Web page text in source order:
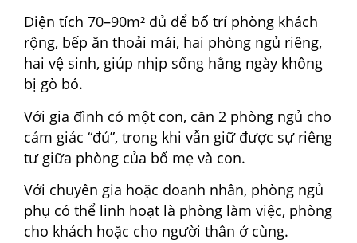
Diện tích 70–90m² đủ để bố trí phòng khách
rộng, bếp ăn thoải mái, hai phòng ngủ riêng,
hai vệ sinh, giúp nhịp sống hằng ngày không
bị gò bó.
Với gia đình có một con, căn 2 phòng ngủ cho
cảm giác “đủ”, trong khi vẫn giữ được sự riêng
tư giữa phòng của bố mẹ và con.
Với chuyên gia hoặc doanh nhân, phòng ngủ
phụ có thể linh hoạt là phòng làm việc, phòng
cho khách hoặc cho người thân ở cùng.